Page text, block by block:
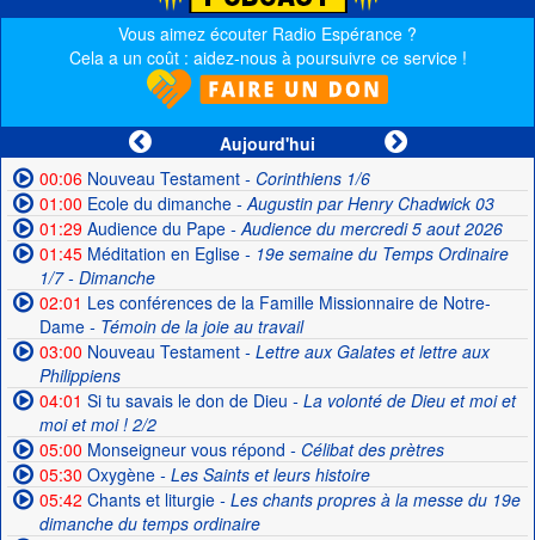
Vous aimez écouter Radio Espérance ?
Cela a un coût : aidez-nous à poursuivre ce service !
Aujourd'hui
00:06Nouveau Testament- Corinthiens 1/6
01:00 Ecole du dimanche- Augustin par Henry Chadwick 03
01:29Audience du Pape- Audience du mercredi 5 aout 2026
01:45Méditation en Eglise- 19e semaine du Temps Ordinaire
1/7 - Dimanche
02:01 Les conférences de la Famille Missionnaire de Notre-
Dame- Témoin de la joie au travail
03:00 Nouveau Testament- Lettre aux Galates et lettre aux
Philippiens
04:01 Si tu savais le don de Dieu - La volonté de Dieu et moi et
moi et moi ! 2/2
05:00 Monseigneur vous répond - Célibat des prètres
05:30 Oxygène- Les Saints et leurs histoire
05:42 Chants et liturgie- Les chants propres à la messe du 19e
dimanche du temps ordinaire